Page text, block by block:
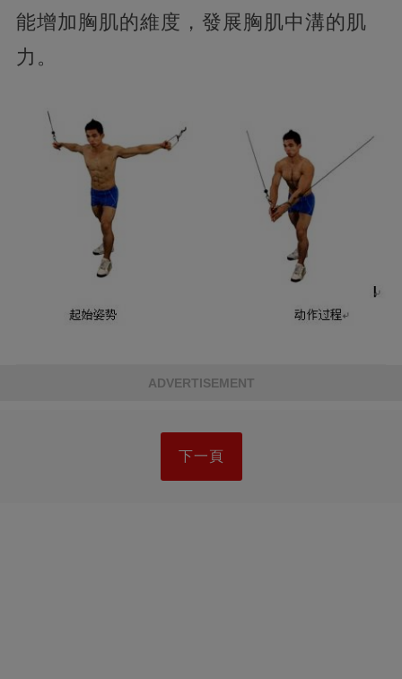
能增加胸肌的維度，發展胸肌中溝的肌
力。
ADVERTISEMENT
下一頁